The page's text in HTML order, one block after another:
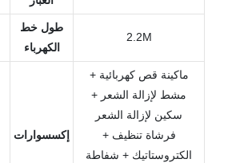
طول خط
الكهرباء
2.2M
إكسسوارات
ماكينة قص كهربائية +
مشط لإزالة الشعر +
سكين لإزالة الشعر
+ فرشاة تنظيف
الكتروستاتيك + شفاطة